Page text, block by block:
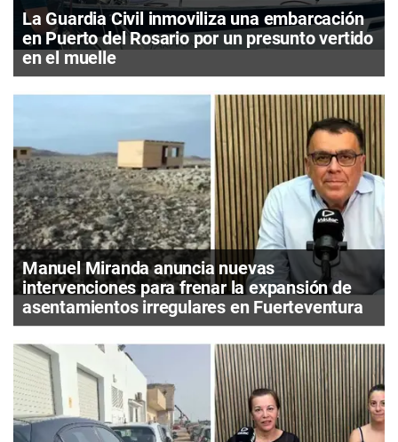
La Guardia Civil inmoviliza una embarcación
en Puerto del Rosario por un presunto vertido
en el muelle
Manuel Miranda anuncia nuevas
intervenciones para frenar la expansión de
asentamientos irregulares en Fuerteventura